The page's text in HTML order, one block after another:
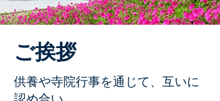
​ご挨拶
供養や寺院行事を通じて、互いに